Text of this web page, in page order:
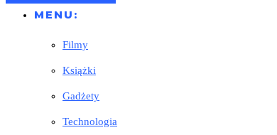
MENU:
Filmy
Książki
Gadżety
Technologia